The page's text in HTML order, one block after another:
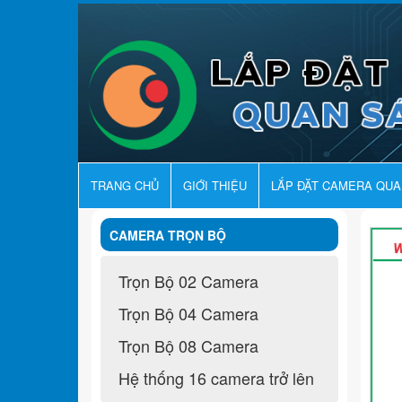
TRANG CHỦ GIỚI THIỆU LẮP ĐẶT CAMERA
CAMERA TRỌN BỘ
Trọn Bộ 02 Camera
Trọn Bộ 04 Camera
Trọn Bộ 08 Camera
Hệ thống 16 camera trở lên